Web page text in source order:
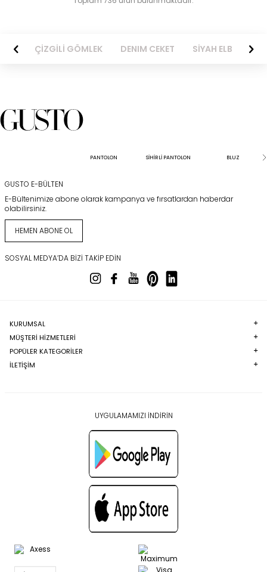
ÇİZGİLİ GÖMLEK DENIM CEKET SİYAH ELBİSE
PANTOLON SİHİRLİ PANTOLON BLUZ
GUSTO E-BÜLTEN
E-Bültenimize abone olarak kampanya ve fırsatlardan haberdar
olabilirsiniz.
HEMEN ABONE OL
SOSYAL MEDYA’DA BIZI TAKIP EDIN
KURUMSAL
MÜŞTERI HIZMETLERI
POPÜLER KATEGORILER
İLETİŞİM
UYGULAMAMIZI İNDİRİN